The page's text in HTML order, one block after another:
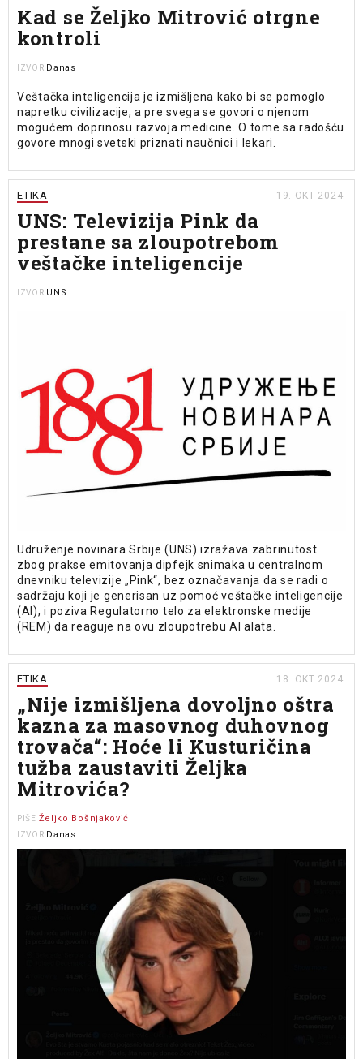
Kad se Željko Mitrović otrgne
kontroli
IZVOR Danas
Veštačka inteligencija je izmišljena kako bi se pomoglo
napretku civilizacije, a pre svega se govori o njenom
mogućem doprinosu razvoja medicine. O tome sa radošću
govore mnogi svetski priznati naučnici i lekari.
ETIKA 19. OKT 2024.
UNS: Televizija Pink da
prestane sa zloupotrebom
veštačke inteligencije
IZVOR UNS
Udruženje novinara Srbije (UNS) izražava zabrinutost
zbog prakse emitovanja dipfejk snimaka u centralnom
dnevniku televizije „Pink“, bez označavanja da se radi o
sadržaju koji je generisan uz pomoć veštačke inteligencije
(AI), i poziva Regulatorno telo za elektronske medije
(REM) da reaguje na ovu zloupotrebu AI alata.
ETIKA 18. OKT 2024.
„Nije izmišljena dovoljno oštra
kazna za masovnog duhovnog
trovača“: Hoće li Kusturičina
tužba zaustaviti Željka
Mitrovića?
PIŠE Željko Bošnjaković
IZVOR Danas